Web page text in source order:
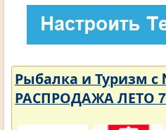
Рыбалка и Туризм с
РАСПРОДАЖА ЛЕТО